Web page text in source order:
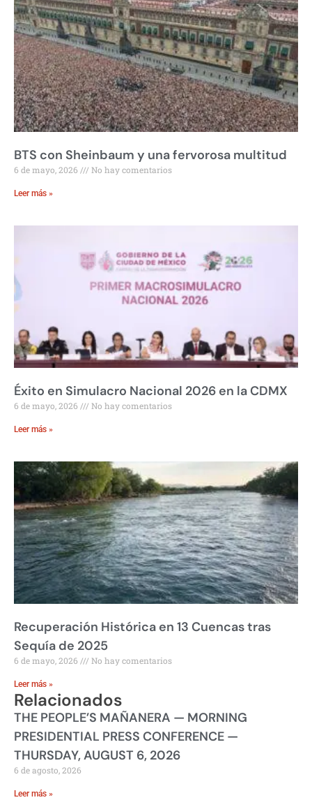
BTS con Sheinbaum y una fervorosa multitud
6 de mayo, 2026 No hay comentarios
Leer más »
Éxito en Simulacro Nacional 2026 en la CDMX
6 de mayo, 2026 No hay comentarios
Leer más »
Recuperación Histórica en 13 Cuencas tras
Sequía de 2025
6 de mayo, 2026 No hay comentarios
Leer más »
Relacionados
THE PEOPLE’S MAÑANERA — MORNING
PRESIDENTIAL PRESS CONFERENCE —
THURSDAY, AUGUST 6, 2026
6 de agosto, 2026
Leer más »